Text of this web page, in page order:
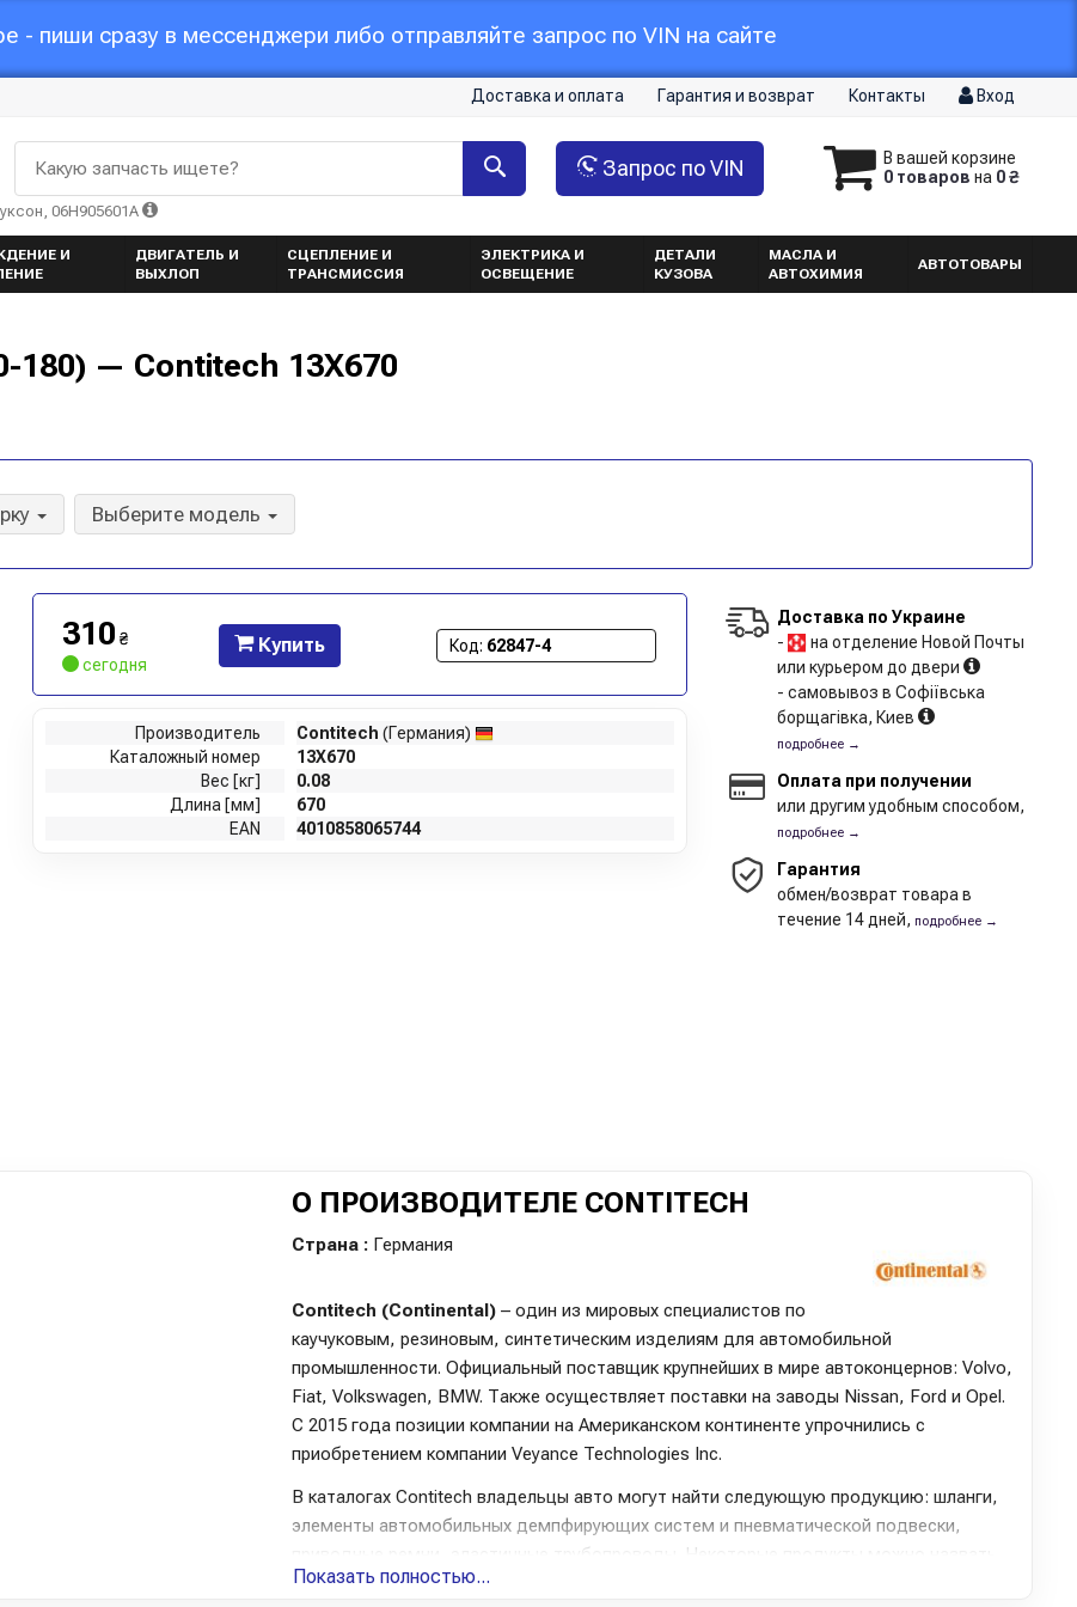
- пиши сразу в мессенджери либо отправляйте запрос по VIN на сайте
Доставка и оплата Гарантия и возврат Контакты Вход
В вашей корзине
0 товаров на 0 ₴
Запрос по VIN
Какую запчасть ищете?
06H905601A
И
ДВИГАТЕЛЬ И
ВЫХЛОП
СЦЕПЛЕНИЕ И
ТРАНСМИССИЯ
ЭЛЕКТРИКА И
ОСВЕЩЕНИЕ
ДЕТАЛИ
КУЗОВА
МАСЛА И
АВТОХИМИЯ
АВТОТОВАРЫ
180) — Contitech 13X670
Выберите модель
310 ₴
сегодня
Купить Код: 62847-4
Производитель Contitech (Германия)
Каталожный номер
13X670
Вес [кг]
0.08
Длина [мм]
670
EAN
4010858065744
Доставка по Украине
-
на отделение Новой Почты
или курьером до двери
- самовывоз в Софіївська
борщагівка, Киев
подробнее →
Оплата при получении
или другим удобным способом,
подробнее →
Гарантия
обмен/возврат товара в
течение 14 дней, подробнее →
О ПРОИЗВОДИТЕЛЕ CONTITECH
Страна : Германия
Contitech (Continental) – один из мировых специалистов по
каучуковым, резиновым, синтетическим изделиям для автомобильной
промышленности. Официальный поставщик крупнейших в мире автоконцернов: Volvo,
Fiat, Volkswagen, BMW. Также осуществляет поставки на заводы Nissan, Ford и Opel.
С 2015 года позиции компании на Американском континенте упрочнились с
приобретением компании Veyance Technologies Inc.
В каталогах Contitech владельцы авто могут найти следующую продукцию: шланги,
элементы автомобильных демпфирующих систем и пневматической подвески,
приводные ремни, эластичные трубопроводы. Некоторые продукты можно назвать
ноу-хау автомобильного мира. Что важно для автолюбителей, качество изделий
Показать полностью...